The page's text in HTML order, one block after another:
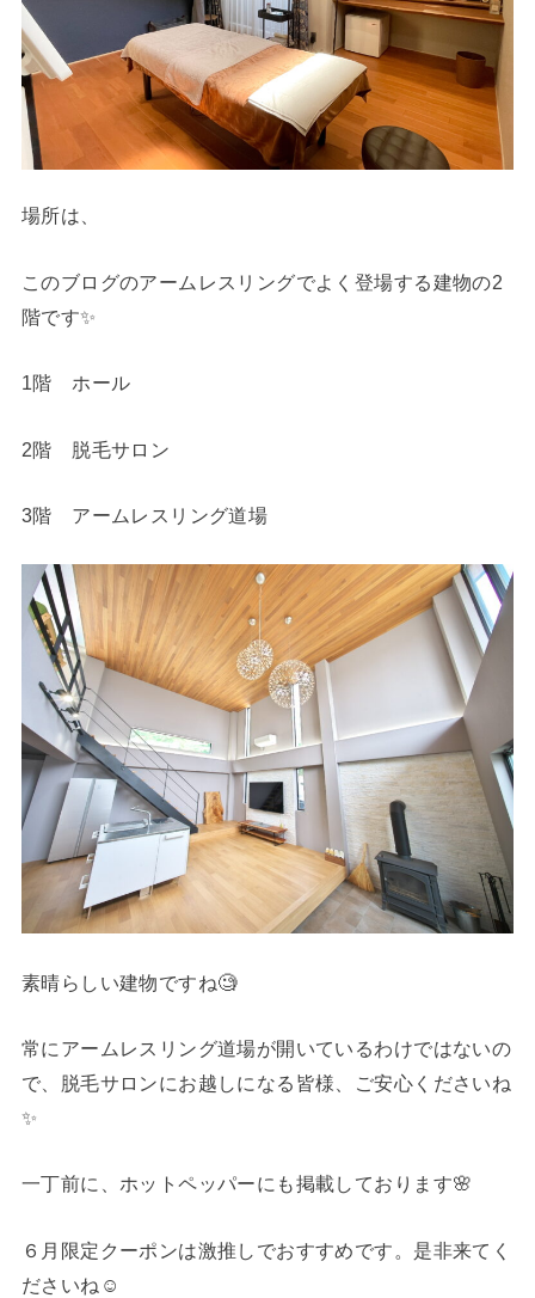
場所は、
このブログのアームレスリングでよく登場する建物の2
階です✨
1階 ホール
2階 脱毛サロン
3階 アームレスリング道場
素晴らしい建物ですね🧐
常にアームレスリング道場が開いているわけではないの
で、脱毛サロンにお越しになる皆様、ご安心くださいね
✨
一丁前に、ホットペッパーにも掲載しております🌸
６月限定クーポンは激推しでおすすめです。是非来てく
ださいね☺︎